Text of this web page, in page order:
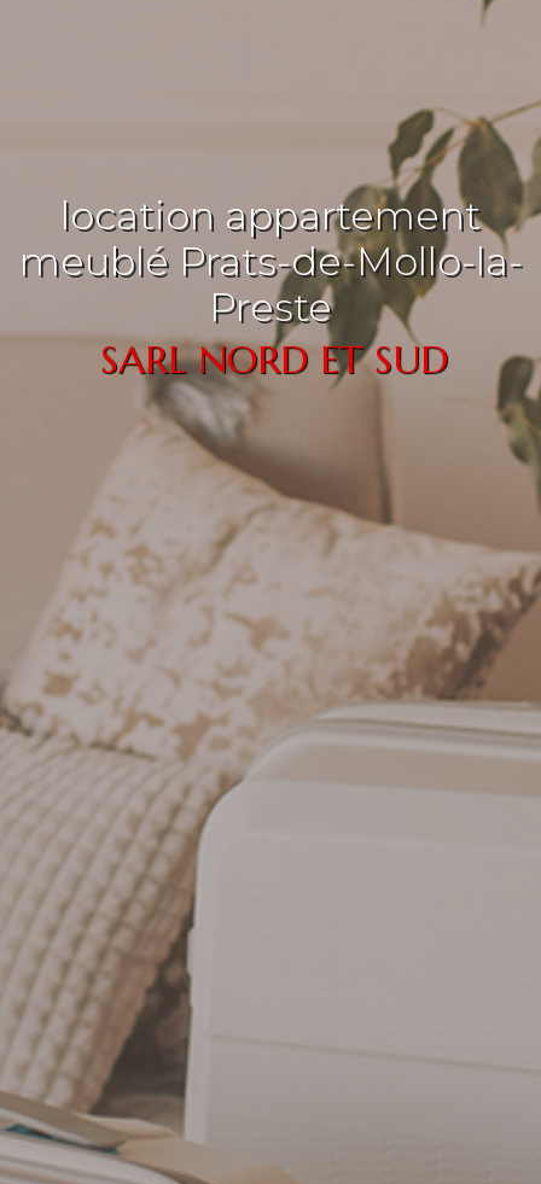
location appartement
meublé Prats-de-Mollo-la-
Preste
SARL NORD ET SUD